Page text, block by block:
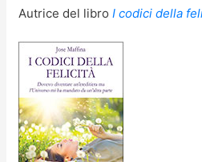
Autrice del libroI codici della